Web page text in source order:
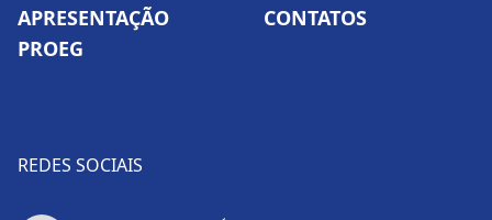
APRESENTAÇÃO
PROEG
CONTATOS
REDES SOCIAIS